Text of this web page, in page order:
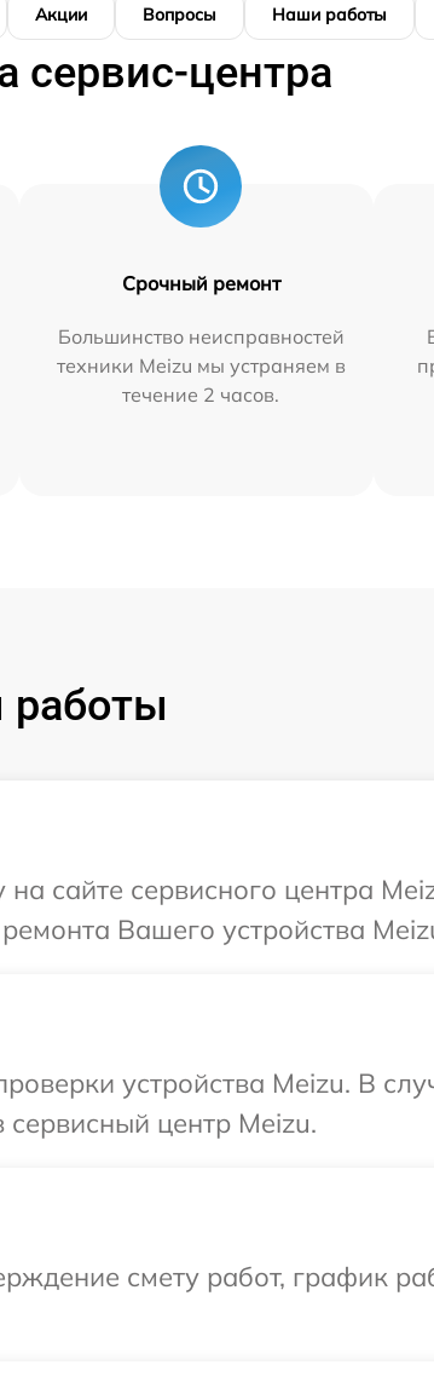
Акции Вопросы Наши работы
сервис-центра
Срочный ремонт
Большинство неисправностей
техники Meizu мы устраняем в
течение 2 часов.
сайте сервисного центра
Вашего устройства
устройства Meizu. В
центр Meizu.
смету работ, график